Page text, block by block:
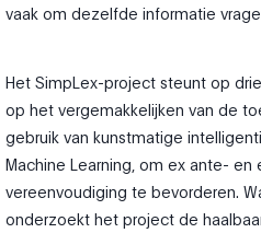
vaak om dezelfde informatie
Het SimpLex-project steunt op
op het vergemakkelijken van de
gebruik van kunstmatige
Machine Learning, om ex ante-
vereenvoudiging te bevorderen.
onderzoekt het project de